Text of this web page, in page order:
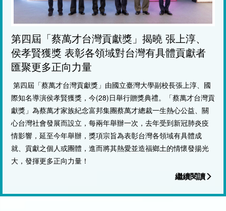
第四屆「蔡萬才台灣貢獻獎」揭曉 張上淳、
侯孝賢獲獎 表彰各領域對台灣有具體貢獻者
匯聚更多正向力量
第四屆「蔡萬才台灣貢獻獎」 由國立臺灣大學副校長張上淳、國
際知名導演侯孝賢獲獎，今(28)日舉行贈獎典禮。「蔡萬才台灣貢
獻獎」 為蔡萬才家族紀念富邦集團蔡萬才總裁一生熱心公益、 關
心台灣社會發展而設立，每兩年舉辦一次， 去年受到新冠肺炎疫
情影響，延至今年舉辦， 獎項宗旨為表彰台灣各領域有具體成
就、貢獻之個人或團體， 進而將其熱愛並造福鄉土的情懷發揚光
大，發揮更多正向力量！
繼續閱讀